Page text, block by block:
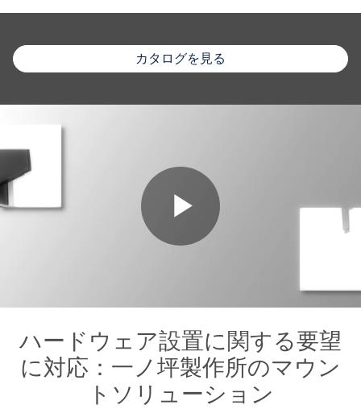
カタログを見る
Play
Video
ハードウェア設置に関する要望
に対応：一ノ坪製作所のマウン
トソリューション